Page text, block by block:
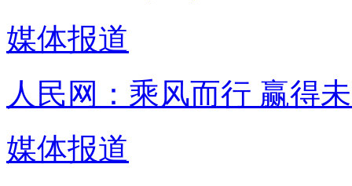
媒体报道
人民网：乘风而行 赢得
媒体报道